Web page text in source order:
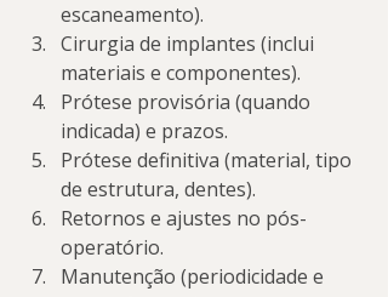
escaneamento).
Cirurgia de implantes (inclui
materiais e componentes).
Prótese provisória (quando
indicada) e prazos.
Prótese definitiva (material, tipo
de estrutura, dentes).
Retornos e ajustes no pós-
operatório.
Manutenção (periodicidade e